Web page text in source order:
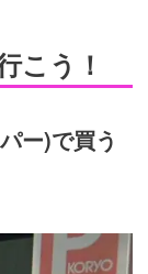
こう！
ー)で買う